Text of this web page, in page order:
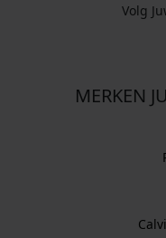
Volg
MERKEN